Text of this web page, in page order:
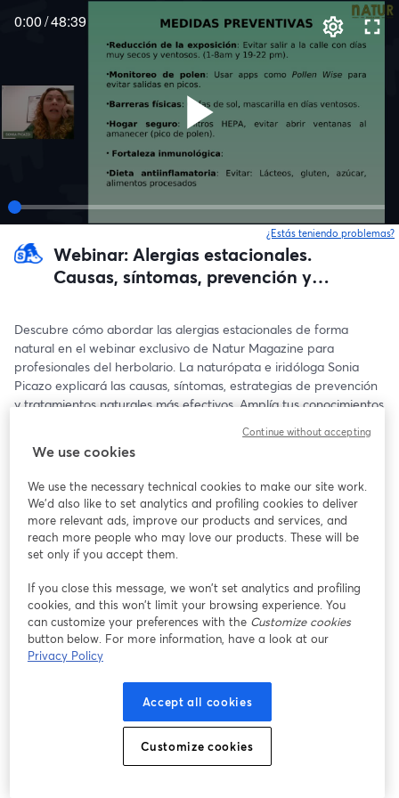
0:00/48:39
¿Estás teniendo problemas?
Webinar: Alergias estacionales.
Causas, síntomas, prevención y
Descubre cómo abordar las alergias estacionales de forma
natural en el webinar exclusivo de Natur Magazine para
profesionales del herbolario. La naturópata e iridóloga Sonia
Picazo explicará las causas, síntomas, estrategias de prevención
y tratamientos naturales más efectivos. Amplía tus conocimientos
ahora y accede a información clave para la temporada de
alergias.
We use cookies
We use the necessary technical cookies to make our site work.
We'd also like to set analytics and profiling cookies to deliver
more relevant ads, improve our products and services, and
reach more people who may love our products. These will be
set only if you accept them.
If you close this message, we won’t set analytics and profiling
cookies, and this won’t limit your browsing experience. You
can customize your preferences with the Customize cookies
button below. For more information, have a look at our
Privacy Policy
Accept all cookies
Customize cookies
Continue without accepting